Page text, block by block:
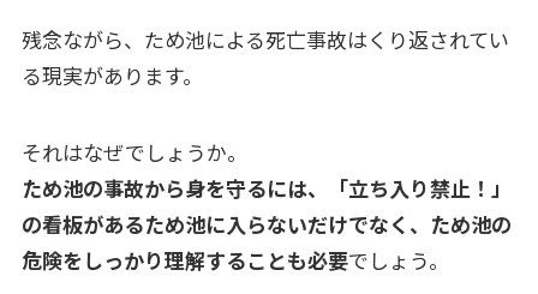
残念ながら、ため池による死亡事故はくり返されてい
る現実があります。
それはなぜでしょうか。
ため池の事故から身を守るには、「立ち入り禁止！」
の看板があるため池に入らないだけでなく、ため池の
危険をしっかり理解することも必要でしょう。